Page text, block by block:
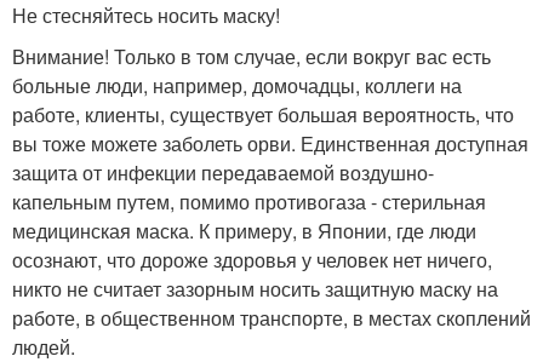
Не стесняйтесь носить маску!
Внимание! Только в том случае, если вокруг вас есть
больные люди, например, домочадцы, коллеги на
работе, клиенты, существует большая вероятность, что
вы тоже можете заболеть орви. Единственная доступная
защита от инфекции передаваемой воздушно-
капельным путем, помимо противогаза - стерильная
медицинская маска. К примеру, в Японии, где люди
осознают, что дороже здоровья у человек нет ничего,
никто не считает зазорным носить защитную маску на
работе, в общественном транспорте, в местах скоплений
людей.